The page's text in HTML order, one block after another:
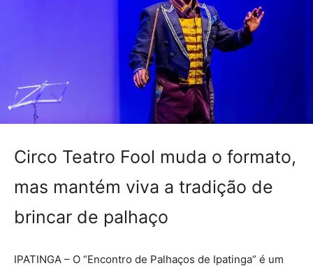
Circo Teatro Fool muda o formato,
mas mantém viva a tradição de
brincar de palhaço
IPATINGA – O “Encontro de Palhaços de Ipatinga” é um